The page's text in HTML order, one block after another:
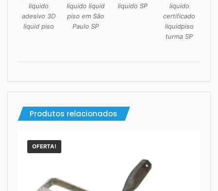
liquido
adesivo 3D
liquid piso
liquido liquid
piso em São
Paulo SP
liquido SP
liquido
certificado
liquidpiso
turma SP
Produtos relacionados
OFERTA!